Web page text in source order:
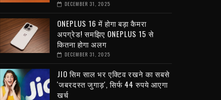
DECEMBER 31, 2025
ONEPLUS 16 में होगा बड़ा कैमरा
अपग्रेड! समझिए ONEPLUS 15 से
कितना होगा अलग
DECEMBER 31, 2025
JIO सिम साल भर एक्टिव रखने का सबसे
'जबरदस्त जुगाड़', सिर्फ 44 रुपये आएगा
खर्च